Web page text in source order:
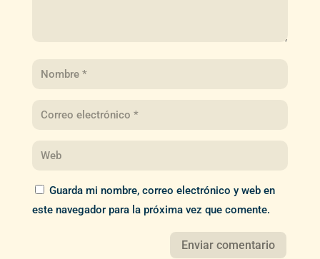
Guarda mi nombre, correo electrónico y web en
este navegador para la próxima vez que comente.